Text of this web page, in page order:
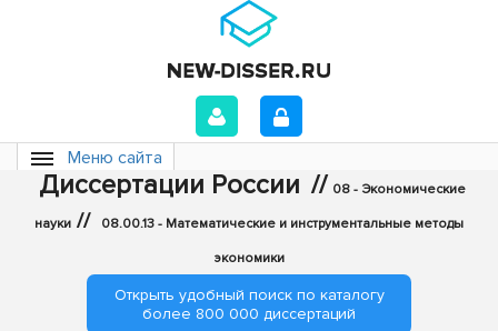
Меню сайта
Диссертации России // 08 - Экономические
науки // 08.00.13 - Математические и инструментальные методы
экономики
Открыть удобный поиск по каталогу
более 800 000 диссертаций